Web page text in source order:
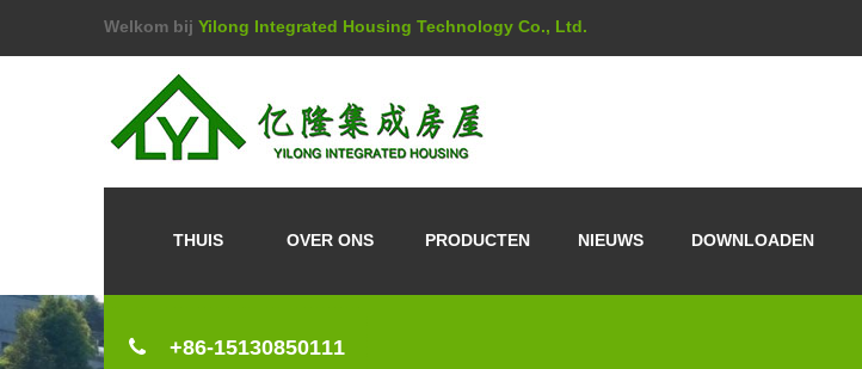
Welkom bij Yilong Integrated Housing Technology Co., Ltd.
THUIS OVER ONS PRODUCTEN NIEUWS DOWNLOADEN
+86-15130850111